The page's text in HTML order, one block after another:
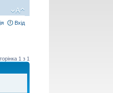
Вхід
1 з 1